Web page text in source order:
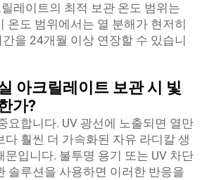
레이트의 최적 보관 온도 범위는
온도 범위에서는 열 분해가 현저히
을 24개월 이상 연장할 수 있습니
아크릴레이트 보관 시 빛
가?
요합니다. UV 광선에 노출되면 열만
다 훨씬 더 가속화된 자유 라디칼 생
문입니다. 불투명 용기 또는 UV 차단
솔루션을 사용하면 이러한 반응을